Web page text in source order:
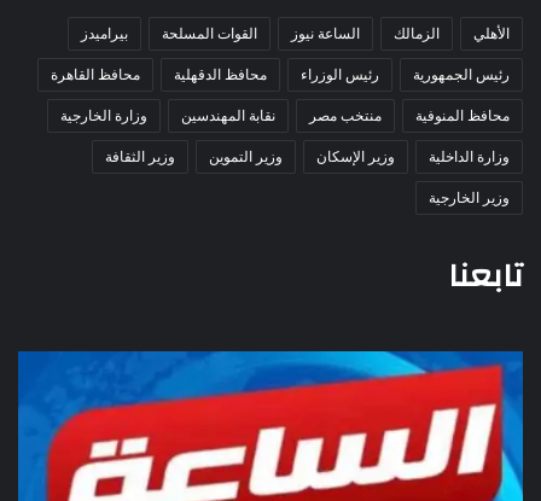
الأهلي الزمالك الساعة نيوز القوات المسلحة
بيراميدز
رئيس الجمهورية
رئيس الوزراء محافظ الدقهلية
محافظ القاهرة
محافظ المنوفية
منتخب مصر نقابة المهندسين
وزارة الخارجية
وزارة الداخلية
وزير الإسكان وزير التموين
وزير الثقافة
وزير الخارجية
تابعنا